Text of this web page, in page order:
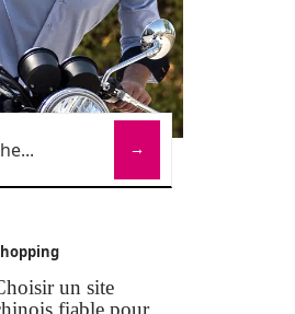
un site
fiable pour